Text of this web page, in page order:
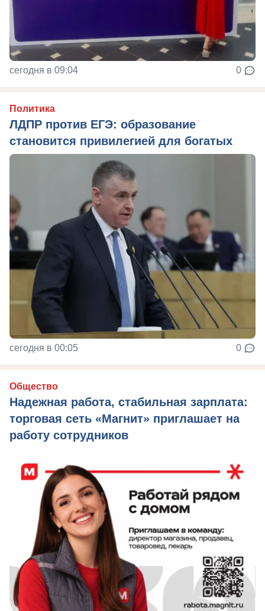
сегодня в 09:04 0
Политика
ЛДПР против ЕГЭ: образование
становится привилегией для богатых
сегодня в 00:05 0
Общество
Надежная работа, стабильная зарплата:
торговая сеть «Магнит» приглашает на
работу сотрудников